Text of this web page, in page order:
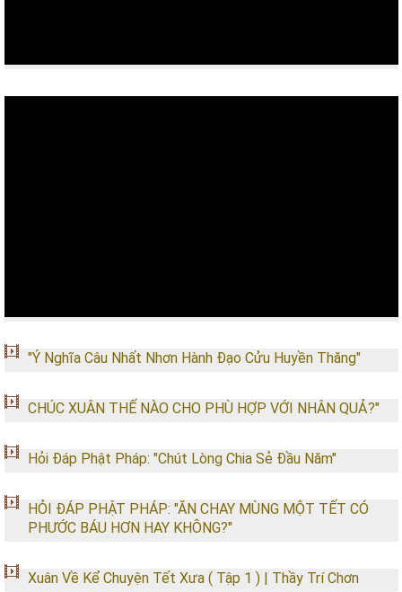
"Ý Nghĩa Câu Nhất Nhơn Hành Đạo Cửu Huyền Thăng"
CHÚC XUÂN THẾ NÀO CHO PHÙ HỢP VỚI NHÂN QUẢ?"
Hỏi Đáp Phật Pháp: "Chút Lòng Chia Sẻ Đầu Năm"
HỎI ĐÁP PHẬT PHÁP: "ĂN CHAY MÙNG MỘT TẾT CÓ
PHƯỚC BÁU HƠN HAY KHÔNG?"
Xuân Về Kể Chuyện Tết Xưa ( Tập 1 ) | Thầy Trí Chơn